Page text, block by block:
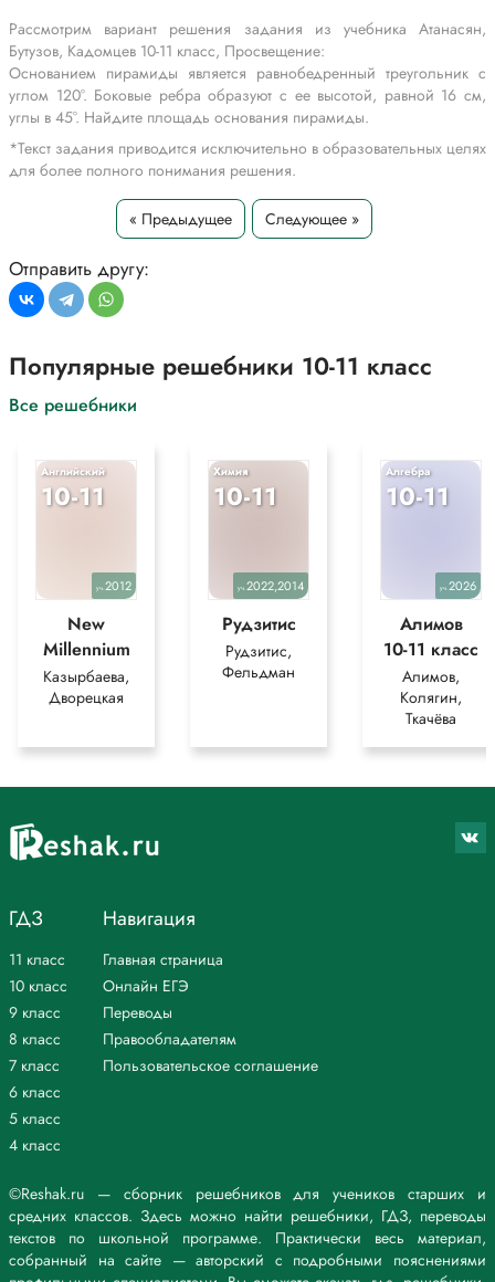
Рассмотрим вариант решения задания из учебника Атанасян,
Бутузов, Кадомцев 10-11 класс, Просвещение:
Основанием пирамиды является равнобедренный треугольник с
углом 120°. Боковые ребра образуют с ее высотой, равной 16 см,
углы в 45°. Найдите площадь основания пирамиды.
*Текст задания приводится исключительно в образовательных целях
для более полного понимания решения.
« Предыдущее Следующее »
Отправить другу:
Популярные решебники 10-11 класс
Все решебники
Английский
10-11
уч. 2012
New
Millennium
Казырбаева,
Дворецкая
Химия
10-11
уч. 2022,2014
Рудзитис
Рудзитис,
Фельдман
Алгебра
10-11
уч. 2026
Алимов
10-11 класс
Алимов,
Колягин,
Ткачёва
©Reshak.ru — сборник решебников для учеников старших и
средних классов. Здесь можно найти решебники, ГДЗ, переводы
текстов по школьной программе. Практически весь материал,
собранный на сайте — авторский с подробными пояснениями
ГДЗ
11 класс
10 класс
9 класс
8 класс
7 класс
6 класс
5 класс
4 класс
Навигация
Главная страница
Онлайн ЕГЭ
Переводы
Правообладателям
Пользовательское соглашение